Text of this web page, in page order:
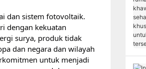
dan sistem fotovoltaik.
dengan kekuatan
surya, produk tidak
dan negara dan wilayah
untuk menjadi